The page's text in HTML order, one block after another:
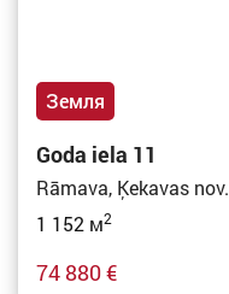
Земля
Goda iela 11
Rāmava, Ķekavas nov.
1 152 м2
74 880 €